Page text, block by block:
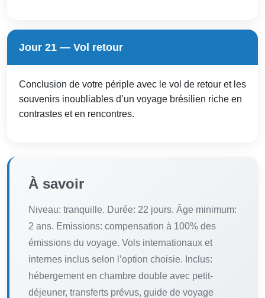
Jour 21 — Vol retour
Conclusion de votre périple avec le vol de retour et les
souvenirs inoubliables d’un voyage brésilien riche en
contrastes et en rencontres.
À savoir
Niveau: tranquille. Durée: 22 jours. Âge minimum:
2 ans. Emissions: compensation à 100% des
émissions du voyage. Vols internationaux et
internes inclus selon l’option choisie. Inclus:
hébergement en chambre double avec petit-
déjeuner, transferts prévus, guide de voyage